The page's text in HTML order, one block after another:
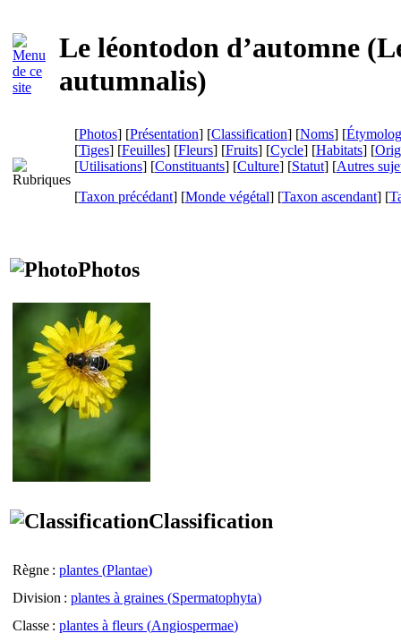
Le léontodon d’automne (
autumnalis)
[Photos] [Présentation] [Classification] [Noms] [
[Tiges] [Feuilles] [Fleurs] [Fruits] [Cycle] [Habitats] [
[Utilisations] [Constituants] [Culture] [Statut] [Autres
[Taxon précédant] [Monde végétal] [Taxon ascendant] [
Photos
Classification
Règne : plantes (Plantae)
Division : plantes à graines (Spermatophyta)
Classe : plantes à fleurs (Angiospermae)